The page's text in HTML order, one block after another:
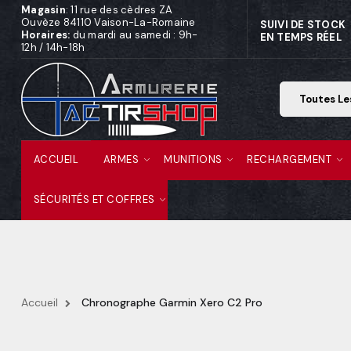
Magasin: 11 rue des cèdres ZA
Ouvèze 84110 Vaison-La-Romaine
Horaires: du mardi au samedi : 9h-
12h / 14h-18h
SUIVI DE STOCK
EN TEMPS RÉEL
ACCUEIL ARMES MUNITIONS RECHARGEMENT
SÉCURITÉS ET COFFRES
Accueil Chronographe Garmin Xero C2 Pro